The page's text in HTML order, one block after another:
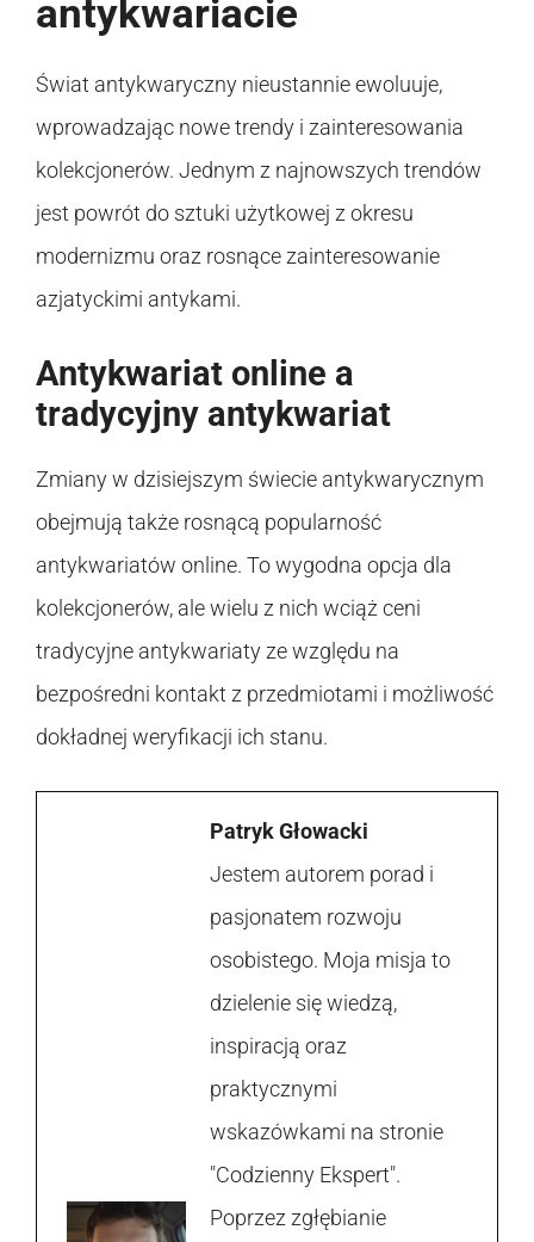
antykwariacie
Świat antykwaryczny nieustannie ewoluuje,
wprowadzając nowe trendy i zainteresowania
kolekcjonerów. Jednym z najnowszych trendów
jest powrót do sztuki użytkowej z okresu
modernizmu oraz rosnące zainteresowanie
azjatyckimi antykami.
Antykwariat online a
tradycyjny antykwariat
Zmiany w dzisiejszym świecie antykwarycznym
obejmują także rosnącą popularność
antykwariatów online. To wygodna opcja dla
kolekcjonerów, ale wielu z nich wciąż ceni
tradycyjne antykwariaty ze względu na
bezpośredni kontakt z przedmiotami i możliwość
dokładnej weryfikacji ich stanu.
Patryk Głowacki
Jestem autorem porad i
pasjonatem rozwoju
osobistego. Moja misja to
dzielenie się wiedzą,
inspiracją oraz
praktycznymi
wskazówkami na stronie
"Codzienny Ekspert".
Poprzez zgłębianie